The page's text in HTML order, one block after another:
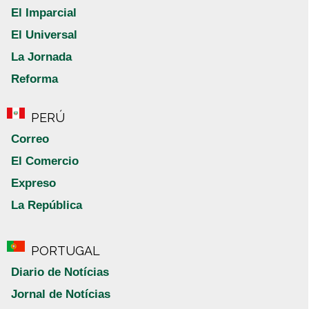
El Imparcial
El Universal
La Jornada
Reforma
PERÚ
Correo
El Comercio
Expreso
La República
PORTUGAL
Diario de Notícias
Jornal de Notícias